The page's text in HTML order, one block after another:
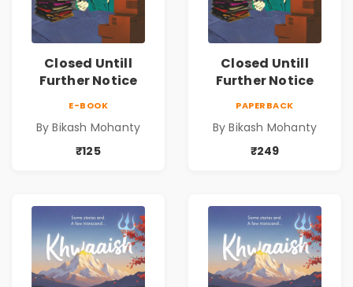
Closed Untill
Further Notice
E-BOOK
By Bikash Mohanty
₹125
Closed Untill
Further Notice
PAPERBACK
By Bikash Mohanty
₹249